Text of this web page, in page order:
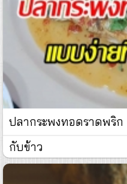
ปลากระพงทอดราดพริก
กับข้าว